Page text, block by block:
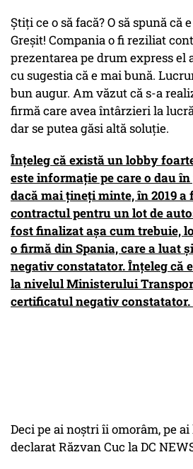
Ştiţi ce o să facă? O să spună că
Greşit! Compania o fi reziliat
prezentarea pe drum express el
cu sugestia că e mai bună.
bun augur. Am văzut că s-a
firmă care avea întârzieri la
dar se putea găsi altă soluţie.
Înţeleg că există un lobby
este informaţie pe care o dau
dacă mai ţineţi minte, în 2019
contractul pentru un lot de
fost finalizat aşa cum trebuie,
o firmă din Spania, care a luat
negativ constatator. Înţeleg că
la nivelul Ministerului
certificatul negativ constatator.
Deci pe ai noştri îi omorâm, pe
declarat Răzvan Cuc la DC